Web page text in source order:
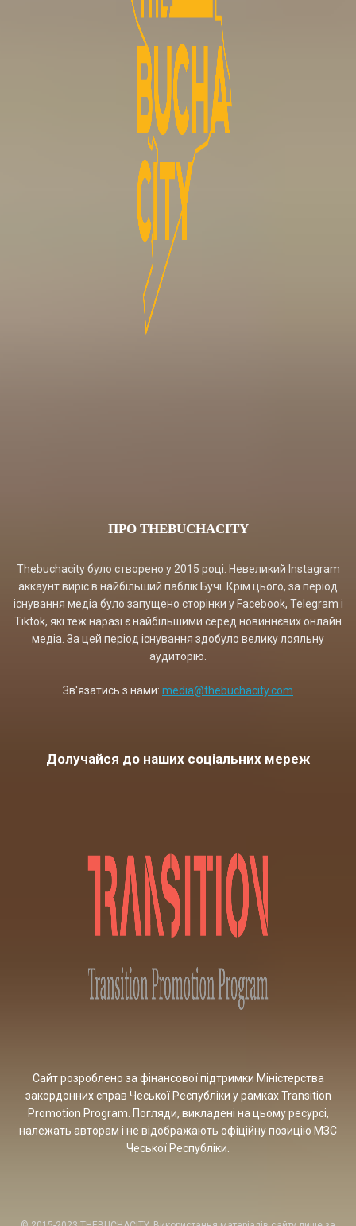
ПРО THEBUCHACITY
Thebuchacity було створено у 2015 році. Невеликий Instagram
аккаунт виріс в найбільший паблік Бучі. Крім цього, за період
існування медіа було запущено сторінки у Facebook, Telegram і
Tiktok, які теж наразі є найбільшими серед новиннєвих онлайн
медіа. За цей період існування здобуло велику лояльну
аудиторію.
Зв'язатись з нами: media@thebuchacity.com
Долучайся до наших соціальних мереж
Сайт розроблено за фінансової підтримки Міністерства
закордонних справ Чеської Республіки у рамках Transition
Promotion Program. Погляди, викладені на цьому ресурсі,
належать авторам і не відображають офіційну позицію МЗС
Чеської Республіки.